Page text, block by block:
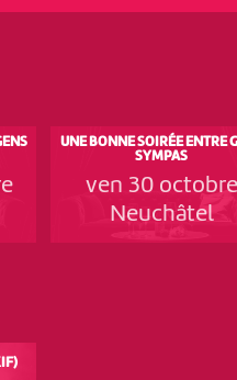
UNE BONNE SOIRÉE ENTRE
SYMPAS
ven 30 octobre
Neuchâtel